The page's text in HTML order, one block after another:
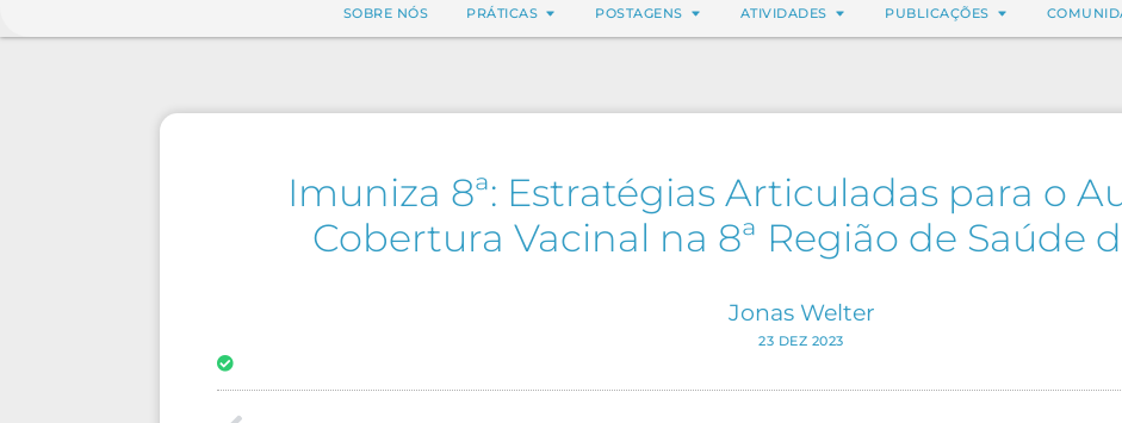
SOBRE NÓS PRÁTICAS POSTAGENS ATIVIDADES PUBLICAÇÕES
Imuniza 8ª: Estratégias Articuladas para o
Cobertura Vacinal na 8ª Região de Saúde
Jonas Welter
23 DEZ 2023